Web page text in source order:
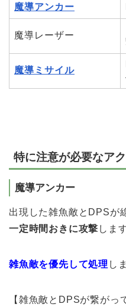
魔導アンカー
魔導レーザー
魔導ミサイル
特に注意が必要なア
魔導アンカー
出現した雑魚敵とDPSが
一定時間おきに攻撃 しま
雑魚敵を優先して処理 し
【雑魚敵とDPSが繋がっ